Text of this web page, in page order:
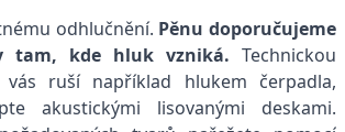
odhlučnění. Pěnu doporučujeme
tam, kde hluk vzniká. Technickou
ruší například hlukem čerpadla,
akustickými lisovanými deskami.